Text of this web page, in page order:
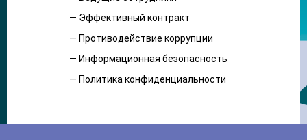
— Эффективный контракт
— Противодействие коррупции
— Информационная безопасность
— Политика конфиденциальности